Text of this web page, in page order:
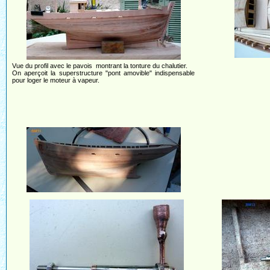
Vue du profil avec le pavois montrant la tonture du chalutier.
On aperçoit la superstructure "pont amovible" indispensable
pour loger le moteur à vapeur.